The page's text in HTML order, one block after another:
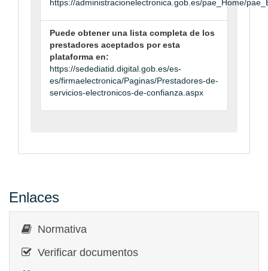
https://administracionelectronica.gob.es/pae_Home/
Puede obtener una lista completa de los
prestadores aceptados por esta
plataforma en:
https://sedediatid.digital.gob.es/es-
es/firmaelectronica/Paginas/Prestadores-de-
servicios-electronicos-de-confianza.aspx
Enlaces
Normativa
Verificar documentos